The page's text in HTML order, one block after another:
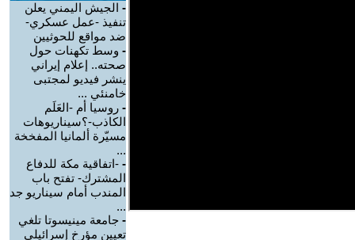
- الجيش اليمني يعلن
تنفيذ -عمل عسكري-
ضد مواقع للحوثيين
- وسط تكهنات حول
صحته.. إعلام إيراني
ينشر فيديو لمجتبى
خامنئي ...
- روسيا أم -العَلَم
الكاذب-؟سيناريوهات
مسيّرة ألمانيا المفخخة
...
- -اتفاقية مكة للدفاع
المشترك- تفتح باب
المندب أمام سيناريو جد
...
- جامعة مينيسوتا تلغي
تعيين مؤرخ إسرائيلي